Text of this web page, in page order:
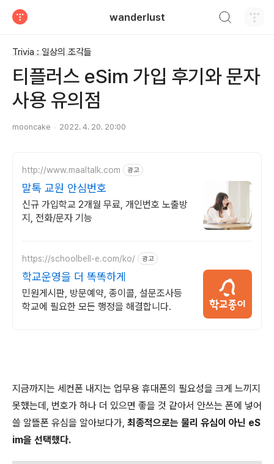
wanderlust
Trivia : 일상의 조각들
티플러스 eSim 가입 후기와 문자
사용 유의점
mooncake 2022. 4. 20. 20:00
http://www.maaltalk.com 광고
말톡 교원 안심번호
신규 가입학교 2개월 무료, 개인번호 노출방
지, 전화/문자 기능
https://schoolbell-e.com/ko/ 광고
학교운영을 더 똑똑하게
민원게시판, 방문예약, 종이콜, 설문조사등
학교에 필요한 모든 행정을 해결합니다.
지금까지는 세컨폰 내지는 업무용 휴대폰의 필요성을 크게 느끼지
못했는데, 번호가 하나 더 있으면 좋을 것 같아서 안쓰는 폰에 넣어
쓸 알뜰폰 유심을 알아보다가, 최종적으로는 물리 유심이 아닌 eS
im을 선택했다.